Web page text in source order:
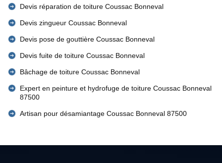
Devis réparation de toiture Coussac Bonneval
Devis zingueur Coussac Bonneval
Devis pose de gouttière Coussac Bonneval
Devis fuite de toiture Coussac Bonneval
Bâchage de toiture Coussac Bonneval
Expert en peinture et hydrofuge de toiture Coussac Bonneval
87500
Artisan pour désamiantage Coussac Bonneval 87500